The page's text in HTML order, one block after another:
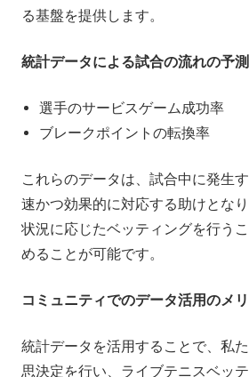
る基盤を提供します。
統計データによる試合の流れの予測
選手のサービスゲーム成功率
ブレークポイントの転換率
これらのデータは、試合中に発生
速かつ効果的に対応する助けとな
状況に応じたベッティングを行う
めることが可能です。
コミュニティでのデータ活用のメ
統計データを活用することで、私
思決定を行い、ライブテニスベッ